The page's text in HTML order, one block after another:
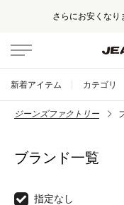
さらにお安くなり
新着アイテム カテゴリ
ジーンズファクトリー
ブランド一覧
指定なし